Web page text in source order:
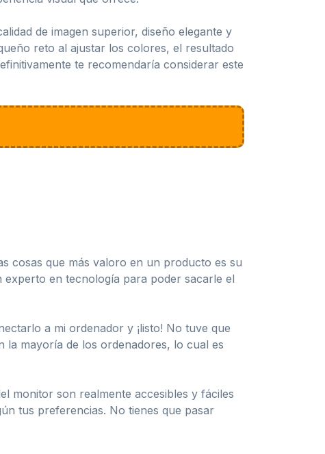
de imagen superior, diseño elegante y
reto al ajustar los colores, el resultado
te recomendaría considerar este
cosas que más valoro en un producto es su
experto en tecnología para poder sacarle el
a mi ordenador y ¡listo! No tuve que
la mayoría de los ordenadores, lo cual es
monitor son realmente accesibles y fáciles
tus preferencias. No tienes que pasar